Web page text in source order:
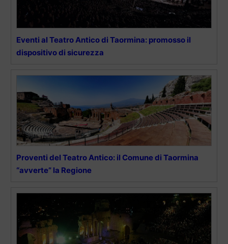
Eventi al Teatro Antico di Taormina: promosso il
dispositivo di sicurezza
Proventi del Teatro Antico: il Comune di Taormina
“avverte” la Regione